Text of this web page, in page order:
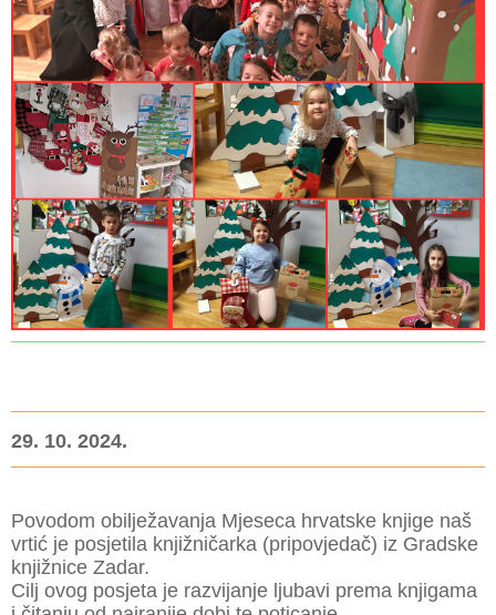
29. 10. 2024.
Povodom obilježavanja Mjeseca hrvatske knjige naš
vrtić je posjetila knjižničarka (pripovjedač) iz Gradske
knjižnice Zadar.
Cilj ovog posjeta je razvijanje ljubavi prema knjigama